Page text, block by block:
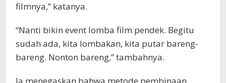
filmnya,” katanya.
“Nanti bikin event lomba film pendek. Begitu
sudah ada, kita lombakan, kita putar bareng-
bareng. Nonton bareng,” tambahnya.